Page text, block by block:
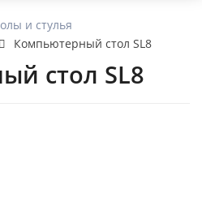
и стулья
Компьютерный стол SL8
стол SL8